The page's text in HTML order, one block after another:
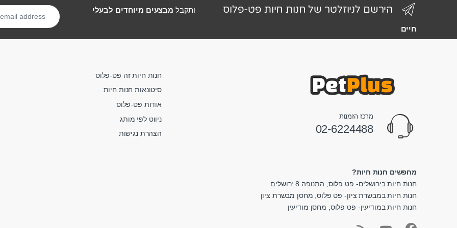
הירשם לניוזלטר של חנות חיות פט-פלוס ותקבל מבצעים מיוחדים לבעלי
חיים
מרכז הזמנות
02-6224488
מחפשים חנות חיות?
חנות חיות בירושלים- פט פלוס, התנופה 8 ירושלים
חנות חיות במבשרת ציון- פט פלוס, מחסן מבשרת ציון
חנות חיות במודיעין- פט פלוס, מחסן מודיעין
חנות חיות זה פט-פלוס
סיטונאות חנות חיות
אודות פט-פלוס
ניווט לפי מותג
הצהרת נגישות